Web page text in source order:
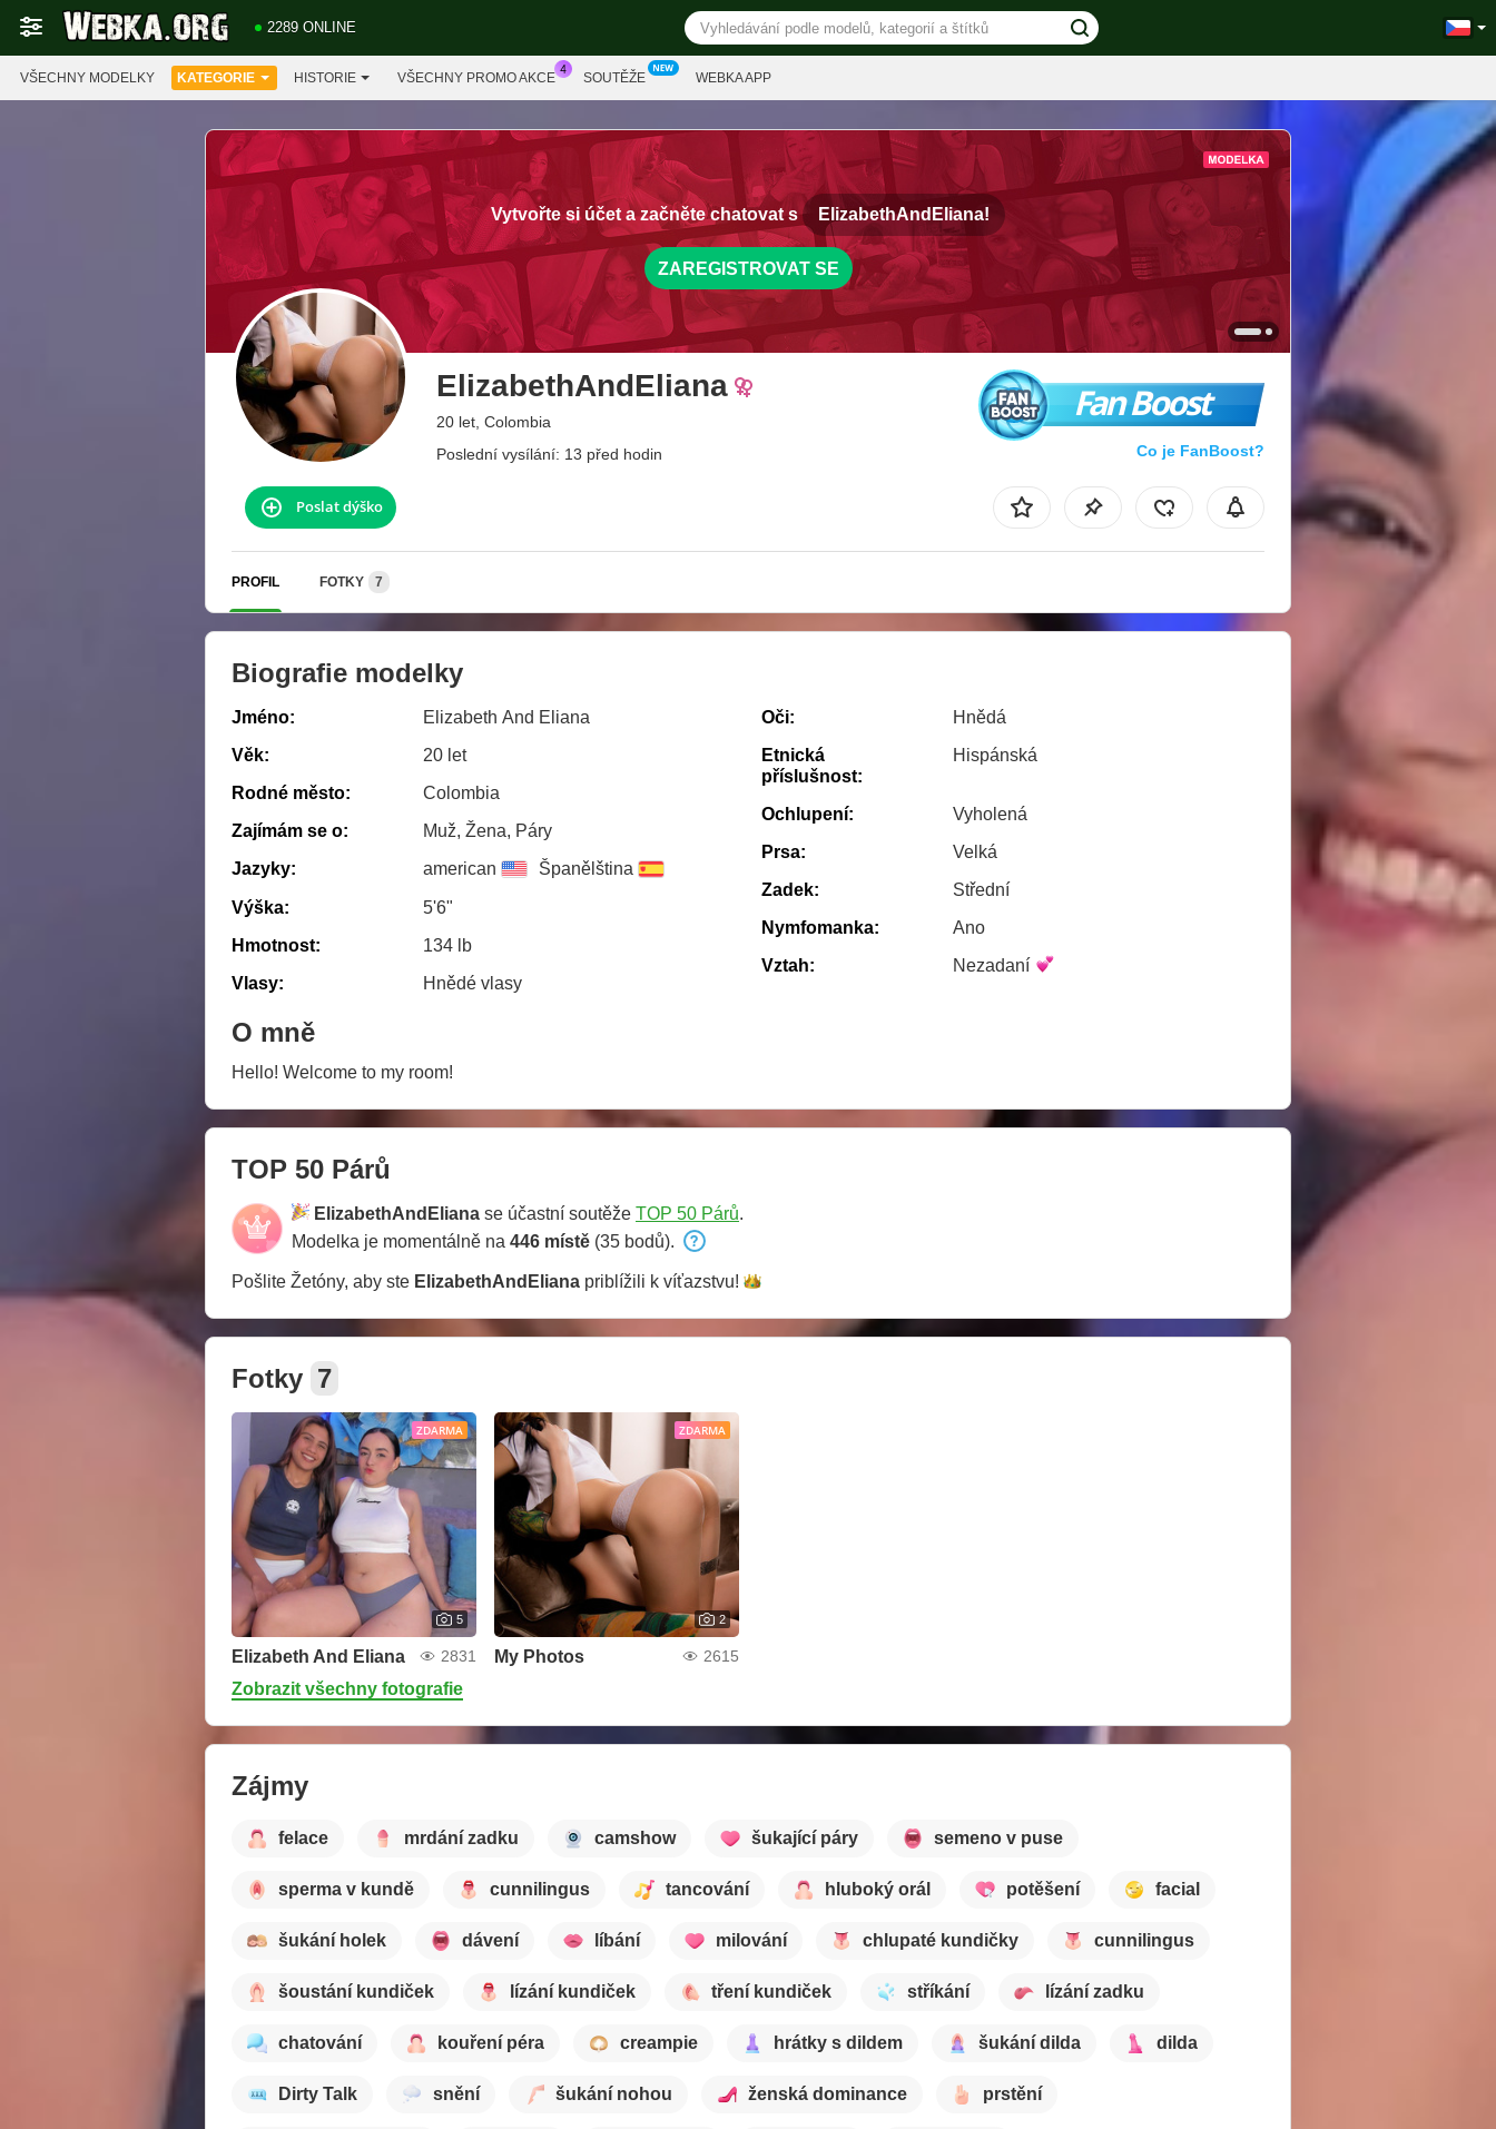
2289 ONLINE
VŠECHNY MODELKY KATEGORIE HISTORIE VŠECHNY PROMO AKCE SOUTĚŽE WEBKA APP
Vytvořte si účet a začněte chatovat s ElizabethAndEliana!
ZAREGISTROVAT SE
ElizabethAndEliana
20 let, Colombia
Poslední vysílání: 13 před hodin
Fan Boost
Co je FanBoost?
Poslat dýško
PROFIL FOTKY 7
Biografie modelky
Jméno:
Elizabeth And Eliana
Věk:
20 let
Rodné město:
Colombia
Zajímám se o:
Muž, Žena, Páry
Jazyky:
american Španělština
Výška:
5'6"
Hmotnost:
134 lb
Vlasy:
Hnědé vlasy
Oči:
Hnědá
Etnická
příslušnost:
Hispánská
Ochlupení:
Vyholená
Prsa:
Velká
Zadek:
Střední
Nymfomanka:
Ano
Vztah:
Nezadaní
O mně
Hello! Welcome to my room!
TOP 50 Párů
ElizabethAndEliana se účastní soutěže TOP 50 Párů.
Modelka je momentálně na 446 místě (35 bodů).
Pošlite Žetóny, aby ste ElizabethAndEliana priblížili k víťazstvu!
Fotky 7
ZDARMA
5
Elizabeth And Eliana 2831
ZDARMA
2
My Photos 2615
Zobrazit všechny fotografie
Zájmy
felace mrdání zadku camshow šukající páry semeno v puse
sperma v kundě cunnilingus tancování hluboký orál potěšení facial
šukání holek dávení líbání milování chlupaté kundičky cunnilingus
šoustání kundiček lízání kundiček tření kundiček stříkání lízání zadku
chatování kouření péra creampie hrátky s dildem šukání dilda dilda
Dirty Talk snění šukání nohou ženská dominance prstění